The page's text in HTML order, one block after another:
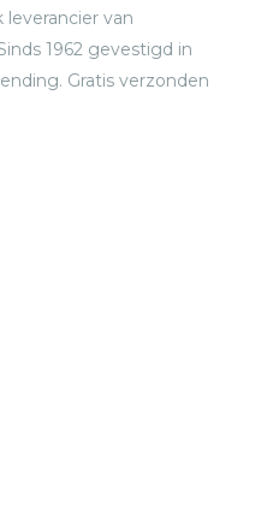
leverancier van
1962 gevestigd in
Gratis verzonden